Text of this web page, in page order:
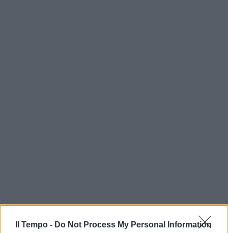
Il Tempo - Do Not Process My Personal Information